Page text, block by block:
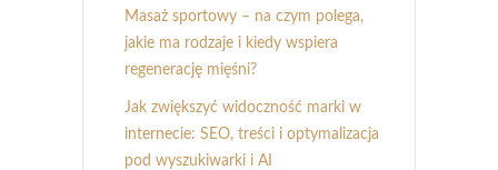
Masaż sportowy – na czym polega,
jakie ma rodzaje i kiedy wspiera
regenerację mięśni?
Jak zwiększyć widoczność marki w
internecie: SEO, treści i optymalizacja
pod wyszukiwarki i AI